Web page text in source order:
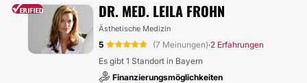
DR. MED. LEILA FROHN
Ästhetische Medizin
5 (7 Meinungen)·2 Erfahrungen
Es gibt 1 Standort in Bayern
Finanzierungsmöglichkeiten